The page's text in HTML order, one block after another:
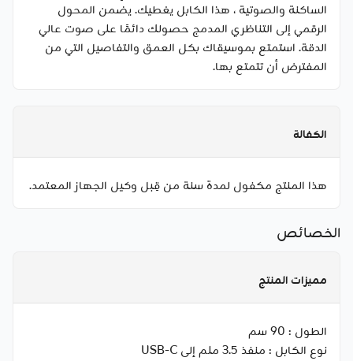
الساكنة والصوتية ، هذا الكابل يغطيك. يضمن المحول
الرقمي إلى التناظري المدمج حصولك دائمًا على صوت عالي
الدقة. استمتع بموسيقاك بكل العمق والتفاصيل التي من
المفترض أن تتمتع بها.
الكفالة
هذا المنتج مكفول لمدة سنة من قِبل وكيل الجهاز المعتمد.
الخصائص
مميزات المنتج
الطول : 90 سم
نوع الكابل : منفذ 3.5 ملم إلى USB-C